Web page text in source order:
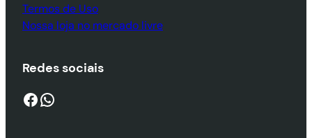
Termos de Uso
Nossa loja no mercado livre
Redes sociais
Facebook WhatsApp